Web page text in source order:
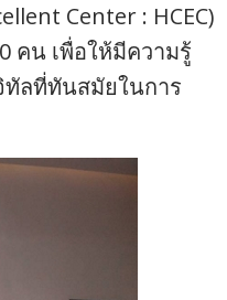
Center : HCEC)
คน เพื่อให้มีความรู้
ทัลที่ทันสมัยในการ